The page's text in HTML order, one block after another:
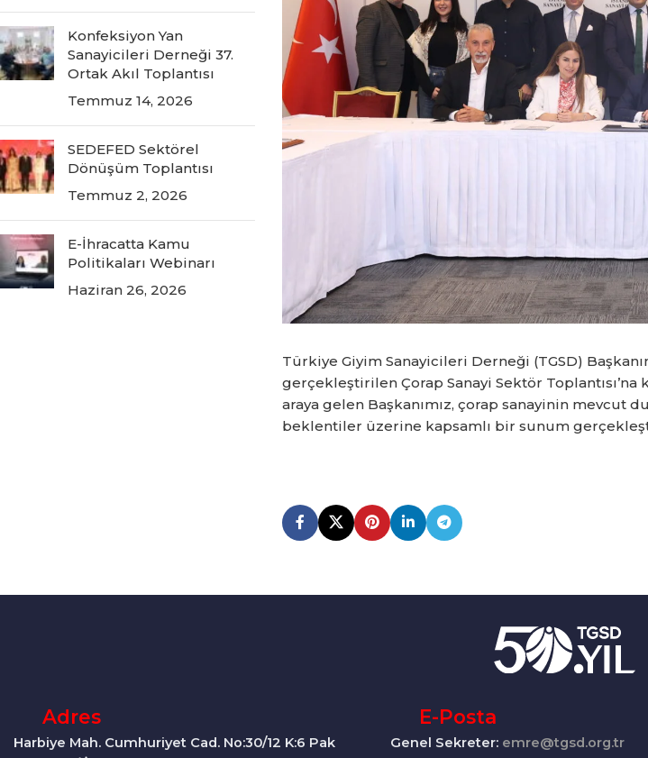
Konfeksiyon Yan
Sanayicileri Derneği 37.
Ortak Akıl Toplantısı
Temmuz 14, 2026
SEDEFED Sektörel
Dönüşüm Toplantısı
Temmuz 2, 2026
E-İhracatta Kamu
Politikaları Webinarı
Haziran 26, 2026
Türkiye Giyim Sanayicileri Derneği (TGSD)
gerçekleştirilen Çorap Sanayi Sektör
araya gelen Başkanımız, çorap sanayinin mevcut
beklentiler üzerine kapsamlı bir sunum
Adres
Harbiye Mah. Cumhuriyet Cad. No:30/12 K:6 Pak
E-Posta
Genel Sekreter: emre@tgsd.org.tr